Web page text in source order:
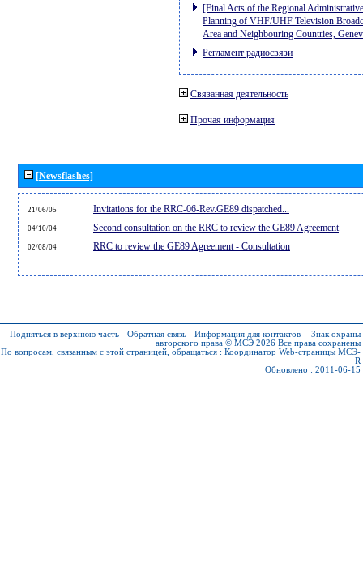
[Final Acts of the Regional
Planning of VHF/UHF Television
Area and Neighbouring Countries,
Регламент радиосвязи
Связанная деятельность
Прочая информация
[Newsflashes]
21/06/05 Invitations for the RRC-06-Rev.GE89 dispatched...
04/10/04 Second consultation on the RRC to review the GE89 Agreement
02/08/04 RRC to review the GE89 Agreement - Consultation
Подняться в верхнюю часть - Обратная связь - Информация для контактов - Знак охраны
авторского права © МСЭ 2026 Все права сохранены
По вопросам, связанным с этой страницей, обращаться : Координатор Web-страницы МСЭ-
R
Обновлено : 2011-06-15